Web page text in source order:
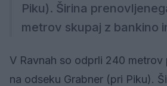
Piku). Širina
metrov skupaj z bankino
V Ravnah so odprli 240 metrov
na odseku Grabner (pri Piku).